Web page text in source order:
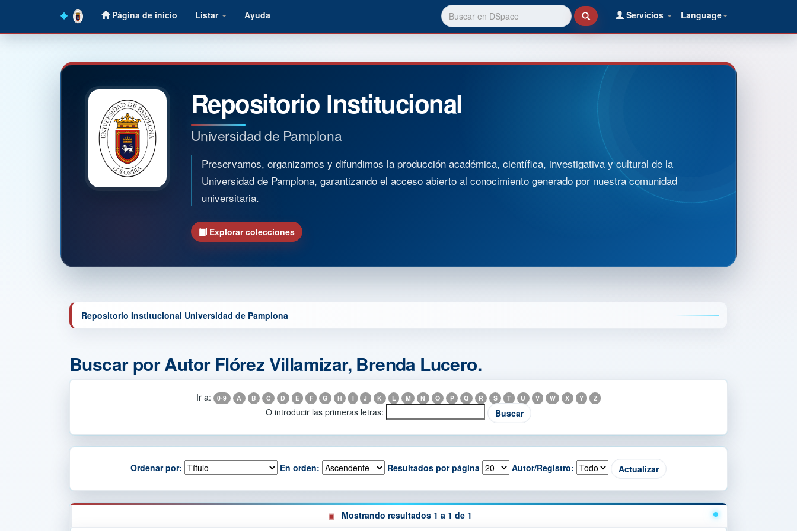
Página de inicio Listar Ayuda Language
Servicios
Repositorio Institucional
Universidad de Pamplona
Preservamos, organizamos y difundimos la producción académica, científica, investigativa y cultural de la
Universidad de Pamplona, garantizando el acceso abierto al conocimiento generado por nuestra comunidad
universitaria.
Explorar colecciones
Repositorio Institucional Universidad de Pamplona
Buscar por Autor Flórez Villamizar, Brenda Lucero.
Ir a: 0-9 A B C D E F G H I J K L M N O P Q R S T U V W X Y Z
O introducir las primeras letras:
Ordenar por: En orden: Resultados por página Autor/Registro:
Mostrando resultados 1 a 1 de 1